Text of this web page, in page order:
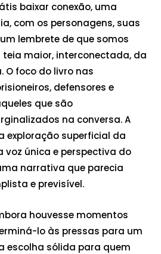
baixar conexão, uma
com os personagens, suas
lembrete de que somos
maior, interconectada, da
O foco do livro nas
defensores e
que são
na conversa. A
exploração superficial da
voz única e perspectiva do
narrativa que parecia
e previsível.
houvesse momentos
lo às pressas para um
escolha sólida para quem